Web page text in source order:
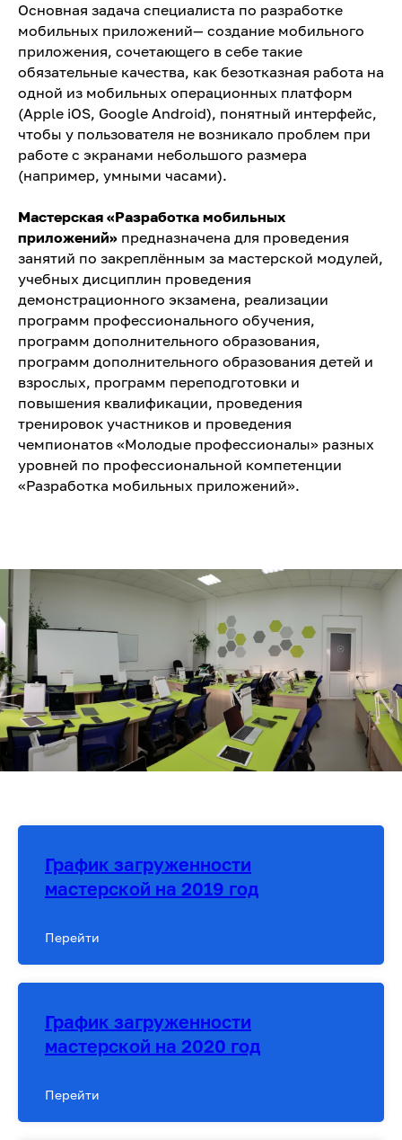
Основная задача специалиста по разработке
мобильных приложений— создание мобильного
приложения, сочетающего в себе такие
обязательные качества, как безотказная работа на
одной из мобильных операционных платформ
(Apple iOS, Google Android), понятный интерфейс,
чтобы у пользователя не возникало проблем при
работе с экранами небольшого размера
(например, умными часами).
Мастерская «Разработка мобильных
приложений» предназначена для проведения
занятий по закреплённым за мастерской модулей,
учебных дисциплин проведения
демонстрационного экзамена, реализации
программ профессионального обучения,
программ дополнительного образования,
программ дополнительного образования детей и
взрослых, программ переподготовки и
повышения квалификации, проведения
тренировок участников и проведения
чемпионатов «Молодые профессионалы» разных
уровней по профессиональной компетенции
«Разработка мобильных приложений».
График загруженности
мастерской на 2019 год
Перейти
График загруженности
мастерской на 2020 год
Перейти